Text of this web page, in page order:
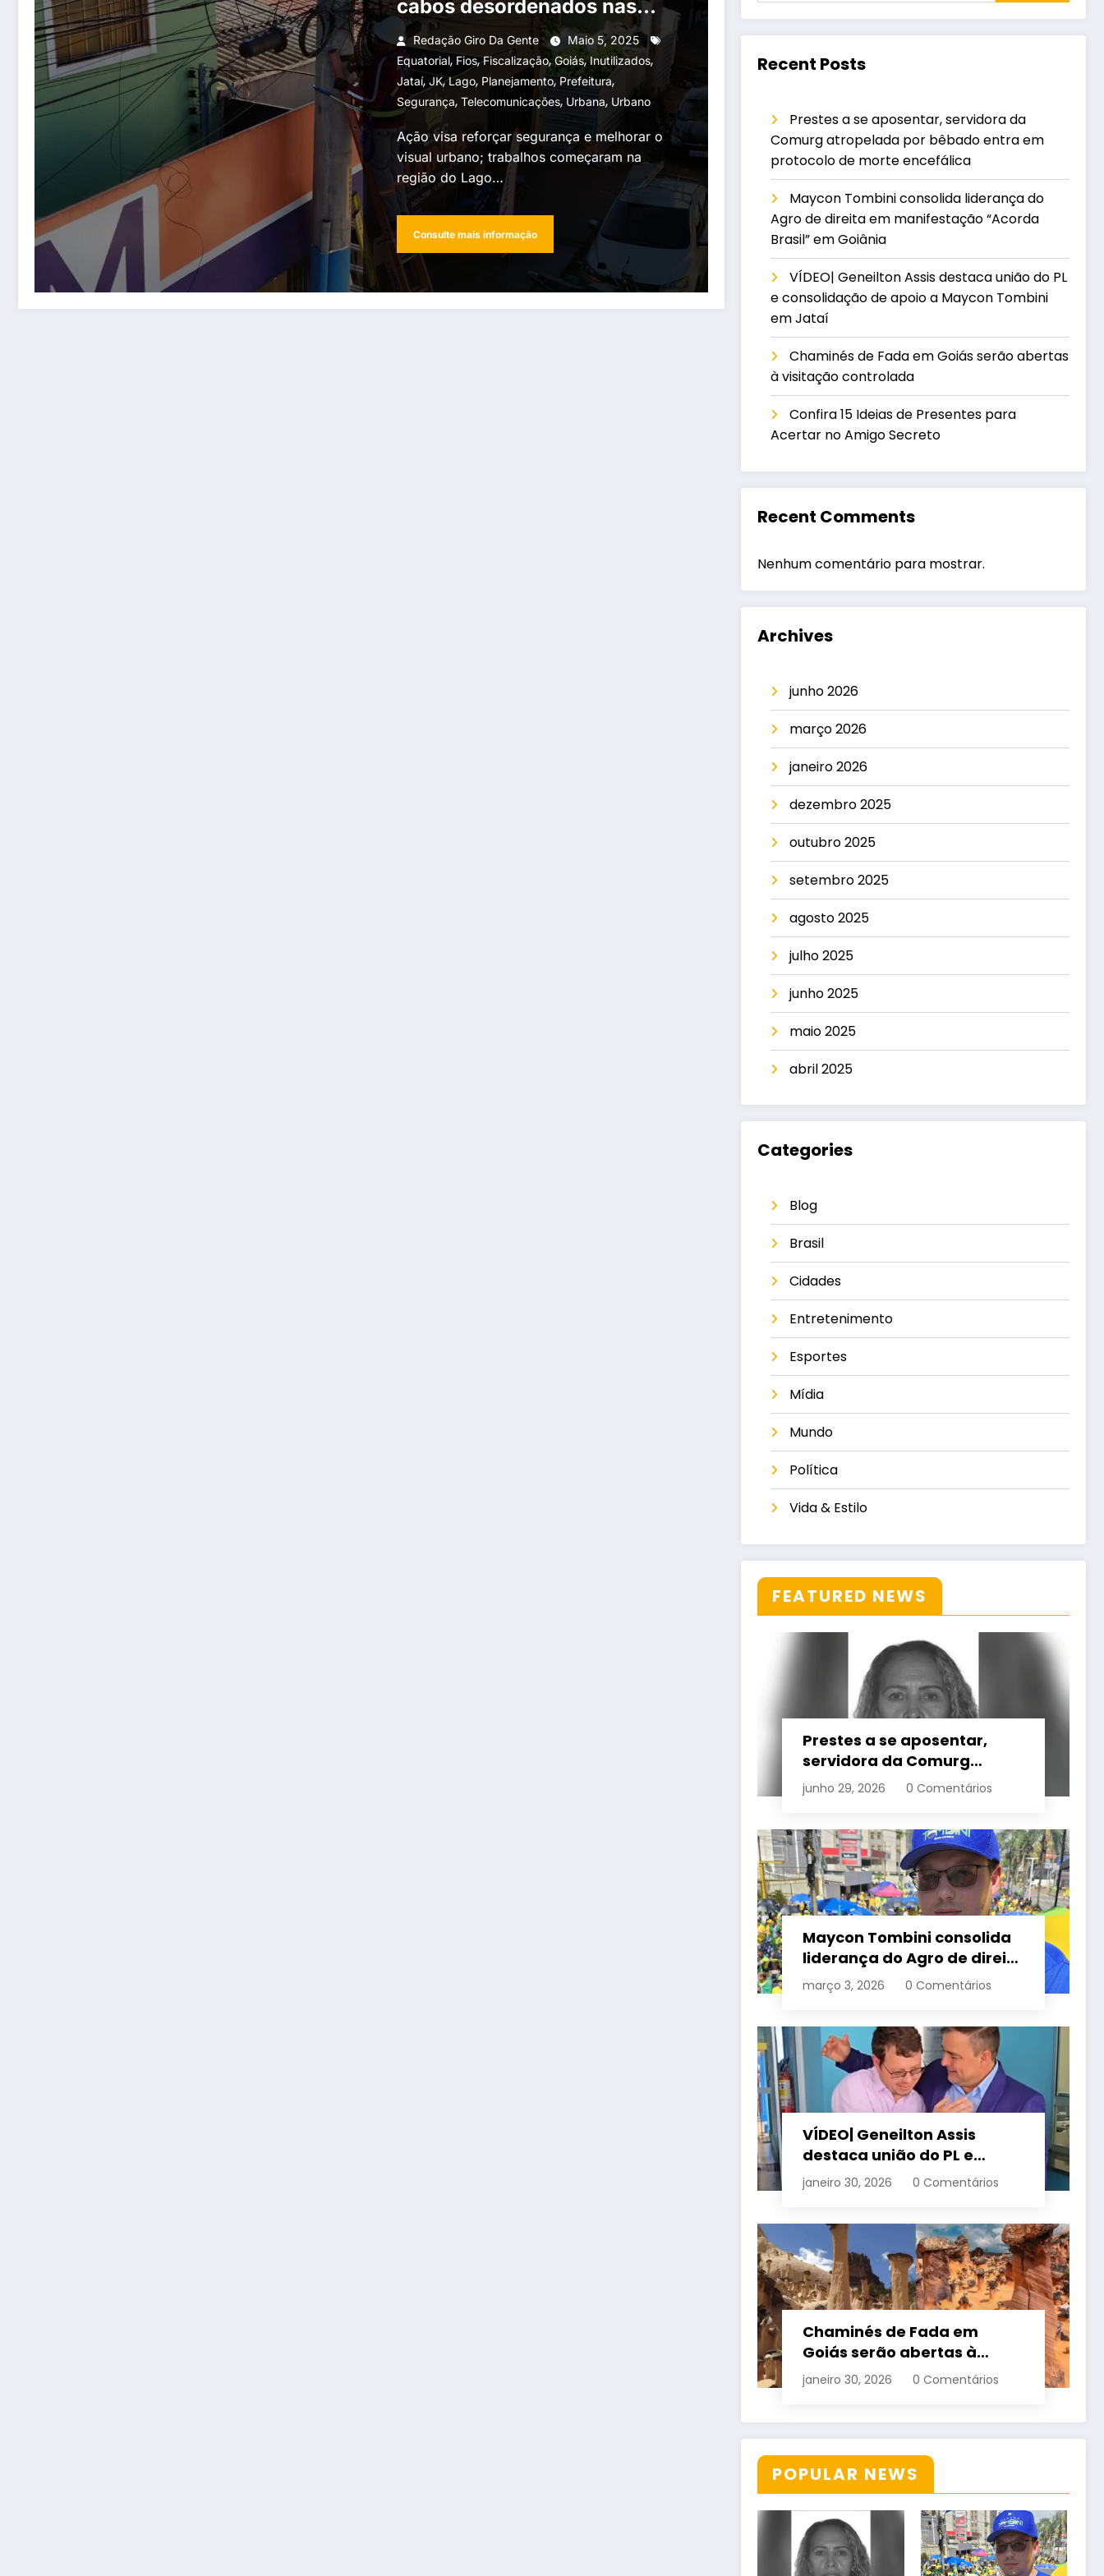
cabos desordenados nas
ruas
Redação Giro Da Gente
Maio 5, 2025
Equatorial, Fios,Fiscalização,Goiás,Inutilizados,
Jataí, JK,Lago, Planejamento,Prefeitura,
Segurança, Telecomunicações, Urbana, Urbano
Ação visa reforçar segurança e melhorar o
visual urbano; trabalhos começaram na
região do Lago…
Consulte mais informação
Recent Posts
Prestes a se aposentar, servidora da
Comurg atropelada por bêbado entra em
protocolo de morte encefálica
Maycon Tombini consolida liderança do
Agro de direita em manifestação “Acorda
Brasil” em Goiânia
VÍDEO| Geneilton Assis destaca união do PL
e consolidação de apoio a Maycon Tombini
em Jataí
Chaminés de Fada em Goiás serão abertas
à visitação controlada
Confira 15 Ideias de Presentes para
Acertar no Amigo Secreto
Recent Comments
Nenhum comentário para mostrar.
Archives
junho 2026
março 2026
janeiro 2026
dezembro 2025
outubro 2025
setembro 2025
agosto 2025
julho 2025
junho 2025
maio 2025
abril 2025
Categories
Blog
Brasil
Cidades
Entretenimento
Esportes
Mídia
Mundo
Política
Vida & Estilo
FEATURED NEWS
Prestes a se aposentar,
servidora da Comurg
atropelada por bêbado
entra em protocolo de
junho 29, 2026 0 Comentários
Maycon Tombini consolida
liderança do Agro de direita
em manifestação “Acorda
Brasil” em Goiânia
março 3, 2026 0 Comentários
VÍDEO| Geneilton Assis
destaca união do PL e
consolidação de apoio a
Maycon Tombini em Jataí
janeiro 30, 2026 0 Comentários
Chaminés de Fada em
Goiás serão abertas à
visitação controlada
janeiro 30, 2026 0 Comentários
POPULAR NEWS